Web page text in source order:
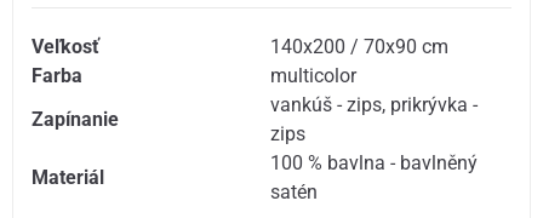
Veľkosť
140x200 / 70x90 cm
Farba
multicolor
Zapínanie
vankúš - zips, prikrývka -
zips
Materiál
100 % bavlna - bavlněný
satén